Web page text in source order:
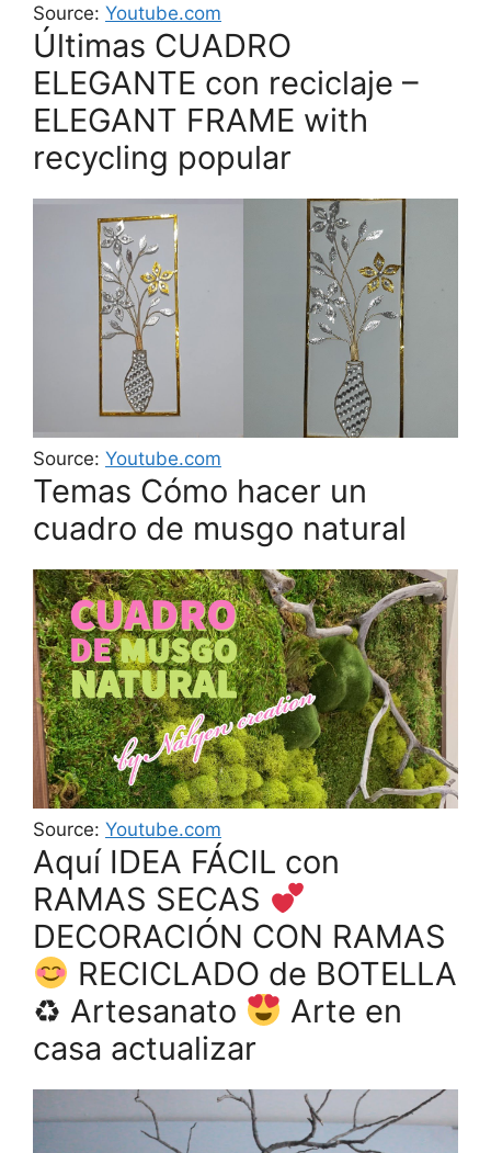
Source: Youtube.com
Últimas CUADRO
ELEGANTE con reciclaje –
ELEGANT FRAME with
recycling popular
Source: Youtube.com
Temas Cómo hacer un
cuadro de musgo natural
Source: Youtube.com
Aquí IDEA FÁCIL con
RAMAS SECAS
DECORACIÓN CON RAMAS
RECICLADO de BOTELLA
♻ Artesanato
Arte en
casa actualizar